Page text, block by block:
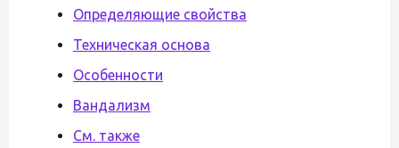
Определяющие свойства
Техническая основа
Особенности
Вандализм
См. также